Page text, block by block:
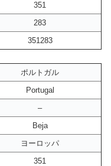
351
283
351283
ポルトガル
Portugal
–
Beja
ヨーロッパ
351